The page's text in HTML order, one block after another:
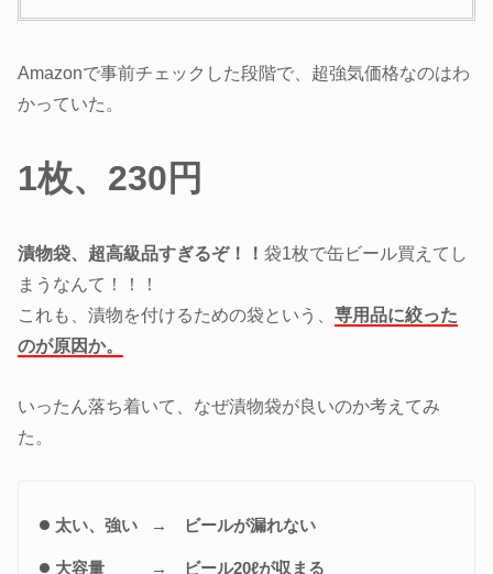
Amazonで事前チェックした段階で、超強気価格なのはわ
かっていた。
1枚、230円
漬物袋、超高級品すぎるぞ！！袋1枚で缶ビール買えてし
まうなんて！！！
これも、漬物を付けるための袋という、専用品に絞った
のが原因か。
いったん落ち着いて、なぜ漬物袋が良いのか考えてみ
た。
太い、強い → ビールが漏れない
大容量 → ビール20ℓが収まる